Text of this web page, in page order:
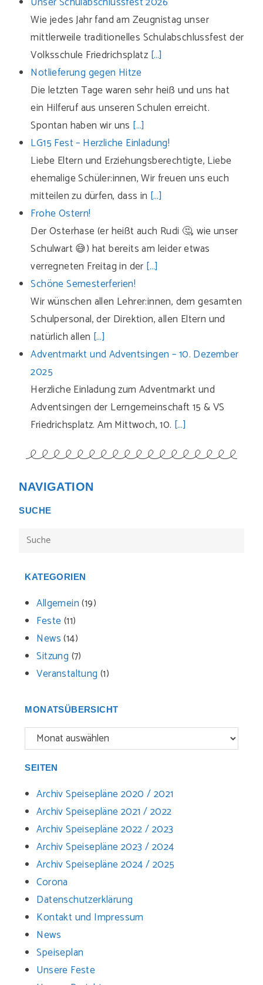
Wie jedes Jahr fand am Zeugnistag unser
mittlerweile traditionelles Schulabschlussfest der
Volksschule Friedrichsplatz […]
Notlieferung gegen Hitze
Die letzten Tage waren sehr heiß und uns hat
ein Hilferuf aus unseren Schulen erreicht.
Spontan haben wir uns […]
LG15 Fest – Herzliche Einladung!
Liebe Eltern und Erziehungsberechtigte, Liebe
ehemalige Schüler:innen, Wir freuen uns euch
mitteilen zu dürfen, dass in […]
Frohe Ostern!
Der Osterhase (er heißt auch Rudi 🤔, wie unser
Schulwart 😅) hat bereits am leider etwas
verregneten Freitag in der […]
Schöne Semesterferien!
Wir wünschen allen Lehrer:innen, dem gesamten
Schulpersonal, der Direktion, allen Eltern und
natürlich allen […]
Adventmarkt und Adventsingen – 10. Dezember
2025
Herzliche Einladung zum Adventmarkt und
Adventsingen der Lerngemeinschaft 15 & VS
Friedrichsplatz. Am Mittwoch, 10. […]
NAVIGATION
SUCHE
KATEGORIEN
Allgemein(19)
Feste(11)
News(14)
Sitzung (7)
Veranstaltung (1)
MONATSÜBERSICHT
SEITEN
Archiv Speisepläne 2020 / 2021
Archiv Speisepläne 2021 / 2022
Archiv Speisepläne 2022 / 2023
Archiv Speisepläne 2023 / 2024
Archiv Speisepläne 2024 / 2025
Corona
Datenschutzerklärung
Kontakt und Impressum
News
Speiseplan
Unsere Feste